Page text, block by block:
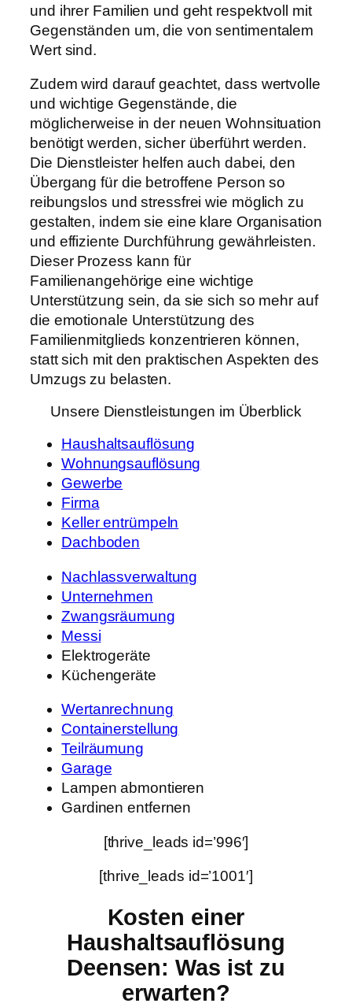
und ihrer Familien und geht respektvoll mit
Gegenständen um, die von sentimentalem
Wert sind.
Zudem wird darauf geachtet, dass wertvolle
und wichtige Gegenstände, die
möglicherweise in der neuen Wohnsituation
benötigt werden, sicher überführt werden.
Die Dienstleister helfen auch dabei, den
Übergang für die betroffene Person so
reibungslos und stressfrei wie möglich zu
gestalten, indem sie eine klare Organisation
und effiziente Durchführung gewährleisten.
Dieser Prozess kann für
Familienangehörige eine wichtige
Unterstützung sein, da sie sich so mehr auf
die emotionale Unterstützung des
Familienmitglieds konzentrieren können,
statt sich mit den praktischen Aspekten des
Umzugs zu belasten.
Unsere Dienstleistungen im Überblick
Haushaltsauflösung
Wohnungsauflösung
Gewerbe
Firma
Keller entrümpeln
Dachboden
Nachlassverwaltung
Unternehmen
Zwangsräumung
Messi
Elektrogeräte
Küchengeräte
Wertanrechnung
Containerstellung
Teilräumung
Garage
Lampen abmontieren
Gardinen entfernen
[thrive_leads id=’996′]
[thrive_leads id=’1001′]
Kosten einer
Haushaltsauflösung
Deensen: Was ist zu
erwarten?